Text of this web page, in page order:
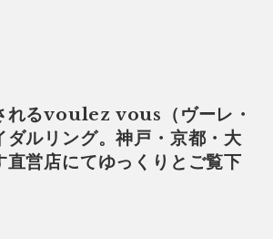
れるvoulez vous（ヴーレ・
ダルリング。神戸・京都・大
直営店にてゆっくりとご覧下